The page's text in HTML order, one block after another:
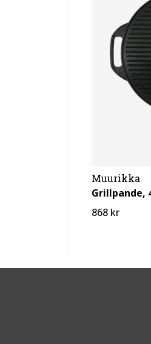
Muurikka
Grillpande,
868 kr